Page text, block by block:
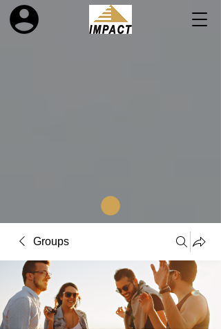
Groups